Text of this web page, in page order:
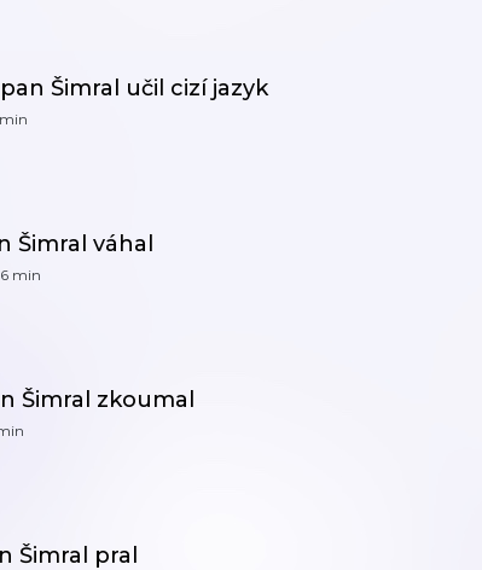
Šimral učil cizí jazyk
Šimral váhal
6 min
Šimral zkoumal
Šimral pral